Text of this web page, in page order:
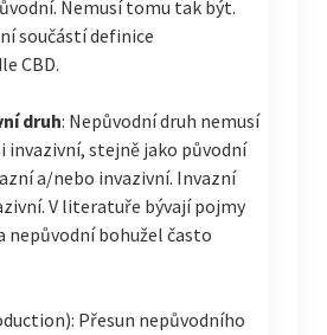
Nemusí tomu tak být.
součástí definice
CBD.
druh: Nepůvodní druh nemusí
invazivní, stejně jako původní
a/nebo invazivní. Invazní
V literatuře bývají pojmy
nepůvodní bohužel často
Přesun nepůvodního